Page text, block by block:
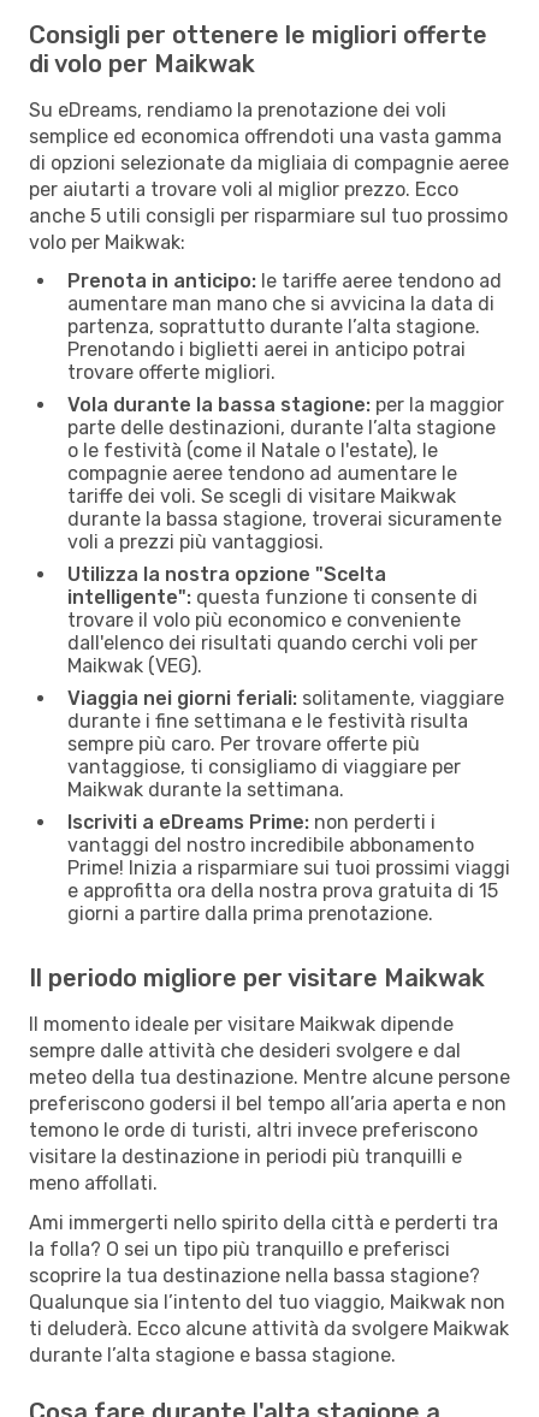
Consigli per ottenere le migliori offerte
di volo per Maikwak
Su eDreams, rendiamo la prenotazione dei voli
semplice ed economica offrendoti una vasta gamma
di opzioni selezionate da migliaia di compagnie aeree
per aiutarti a trovare voli al miglior prezzo. Ecco
anche 5 utili consigli per risparmiare sul tuo prossimo
volo per Maikwak:
Prenota in anticipo: le tariffe aeree tendono ad
aumentare man mano che si avvicina la data di
partenza, soprattutto durante l’alta stagione.
Prenotando i biglietti aerei in anticipo potrai
trovare offerte migliori.
Vola durante la bassa stagione: per la maggior
parte delle destinazioni, durante l’alta stagione
o le festività (come il Natale o l'estate), le
compagnie aeree tendono ad aumentare le
tariffe dei voli. Se scegli di visitare Maikwak
durante la bassa stagione, troverai sicuramente
voli a prezzi più vantaggiosi.
Utilizza la nostra opzione "Scelta
intelligente": questa funzione ti consente di
trovare il volo più economico e conveniente
dall'elenco dei risultati quando cerchi voli per
Maikwak (VEG).
Viaggia nei giorni feriali: solitamente, viaggiare
durante i fine settimana e le festività risulta
sempre più caro. Per trovare offerte più
vantaggiose, ti consigliamo di viaggiare per
Maikwak durante la settimana.
Iscriviti a eDreams Prime: non perderti i
vantaggi del nostro incredibile abbonamento
Prime! Inizia a risparmiare sui tuoi prossimi viaggi
e approfitta ora della nostra prova gratuita di 15
giorni a partire dalla prima prenotazione.
Il periodo migliore per visitare Maikwak
Il momento ideale per visitare Maikwak dipende
sempre dalle attività che desideri svolgere e dal
meteo della tua destinazione. Mentre alcune persone
preferiscono godersi il bel tempo all’aria aperta e non
temono le orde di turisti, altri invece preferiscono
visitare la destinazione in periodi più tranquilli e
meno affollati.
Ami immergerti nello spirito della città e perderti tra
la folla? O sei un tipo più tranquillo e preferisci
scoprire la tua destinazione nella bassa stagione?
Qualunque sia l’intento del tuo viaggio, Maikwak non
ti deluderà. Ecco alcune attività da svolgere Maikwak
durante l’alta stagione e bassa stagione.